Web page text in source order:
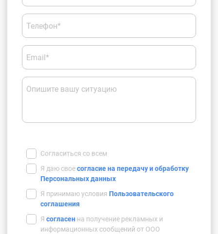
Телефон*
Email*
Опишите вашу ситуацию
Согласиться со всем
Я даю своесогласие на передачу и обработку
Персональных данных
Я принимаю условия Пользовательского
соглашения
Я согласен на получение рекламных и
информационных сообщений от ООО